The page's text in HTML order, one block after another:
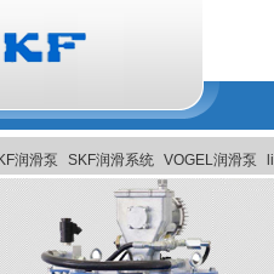
润滑泵 SKF润滑系统 VOGEL润滑泵
自动注油器 比利时MEMOLUB智能润